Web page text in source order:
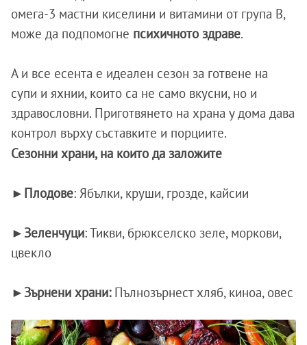
омега-3 мастни киселини и витамини от група В,
може да подпомогне психичното здраве.
А и все есента е идеален сезон за готвене на
супи и яхнии, които са не само вкусни, но и
здравословни. Приготвянето на храна у дома дава
контрол върху съставките и порциите.
Сезонни храни, на които да заложите
►Плодове: Ябълки, круши, грозде, кайсии
►Зеленчуци: Тикви, брюкселско зеле, моркови,
цвекло
►Зърнени храни:Пълнозърнест хляб, киноа, овес